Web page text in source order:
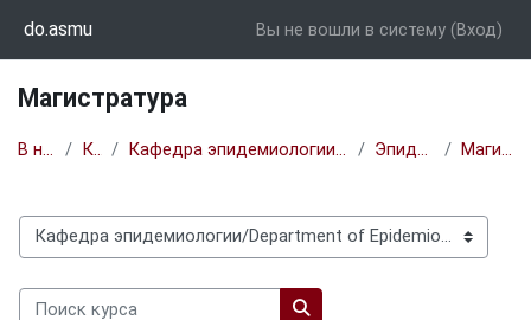
do.asmu Вы не вошли в систему (Вход)
Магистратура
В начало Курсы Кафедра эпидемиологии/Department of Epidemiology Эпидемиология Магистратура
Категории курсов
Поиск курса